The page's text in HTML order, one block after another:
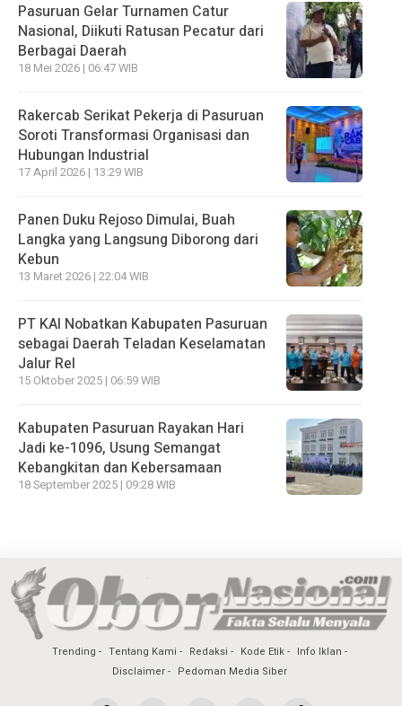
Pasuruan Gelar Turnamen Catur
Nasional, Diikuti Ratusan Pecatur dari
Berbagai Daerah
18 Mei 2026 | 06:47 WIB
Rakercab Serikat Pekerja di Pasuruan
Soroti Transformasi Organisasi dan
Hubungan Industrial
17 April 2026 | 13:29 WIB
Panen Duku Rejoso Dimulai, Buah
Langka yang Langsung Diborong dari
Kebun
13 Maret 2026 | 22:04 WIB
PT KAI Nobatkan Kabupaten Pasuruan
sebagai Daerah Teladan Keselamatan
Jalur Rel
15 Oktober 2025 | 06:59 WIB
Kabupaten Pasuruan Rayakan Hari
Jadi ke-1096, Usung Semangat
Kebangkitan dan Kebersamaan
18 September 2025 | 09:28 WIB
Trending Tentang Kami Redaksi Kode Etik
Info Iklan
Disclaimer
Pedoman Media Siber